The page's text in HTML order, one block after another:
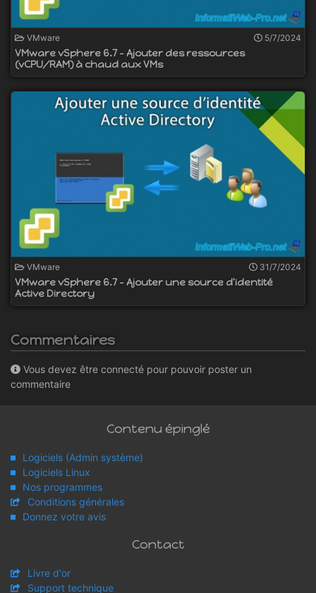
VMware 5/7/2024
VMware vSphere 6.7 - Ajouter des ressources
(vCPU/RAM) à chaud aux VMs
VMware 31/7/2024
VMware vSphere 6.7 - Ajouter une source d'identité
Active Directory
Commentaires
Vous devez être connecté pour pouvoir poster un
commentaire
Contenu épinglé
Logiciels (Admin système)
Logiciels Linux
Nos programmes
Conditions générales
Donnez votre avis
Contact
Livre d'or
Support technique